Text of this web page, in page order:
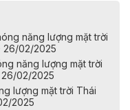
năng lượng mặt trời
26/02/2025
năng lượng mặt trời
26/02/2025
lượng mặt trời Thái
2025